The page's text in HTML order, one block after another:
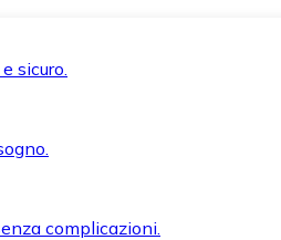
sicuro.
complicazioni.